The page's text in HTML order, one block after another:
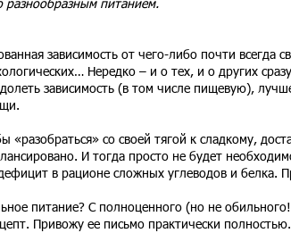
зависимость от чего-либо почти всегда
Нередко – и о тех, и о других
зависимость (в том числе пищевую),
«разобраться» со своей тягой к сладкому,
И тогда просто не будет
в рационе сложных углеводов и белка.
питание? С полноценного (но не
Привожу ее письмо практически полностью.